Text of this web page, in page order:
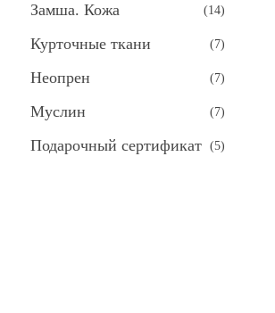
Замша. Кожа (14)
Курточные ткани (7)
Неопрен (7)
Муслин (7)
Подарочный сертификат (5)